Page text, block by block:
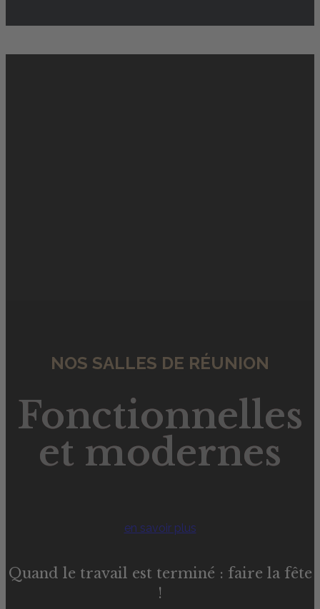
NOS SALLES DE RÉUNION
Fonctionnelles
et modernes
en savoir plus
Quand le travail est terminé : faire la fête
!